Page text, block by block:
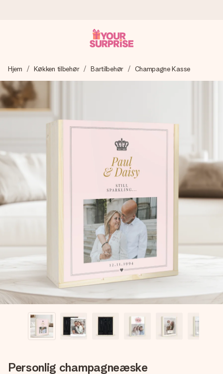
Vi laver din gave med omhu og sender den lynhurtigt – så
du kan give den på det helt rette tidspunkt, når den
betyder allermest.
4,7 (baseret på +15.000 anmeldelser)
Vores gaver inspirerer. Kunderne giver os 4,7 på Google
Reviews.
Gratis kort med hilsen
Lav noget særligt i blot få trin – med hendes navn, et
billede af dig eller en besked, der går lige i hendes hjerte.
Intet besvær men udelukkende en masse kærlighed i
Hjem Køkken tilbehør Bartilbehør Champagne Kasse
Personlig champagneæske